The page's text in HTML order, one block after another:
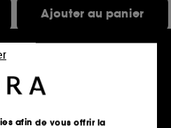
Ajouter au panier
afin de vous offrir la